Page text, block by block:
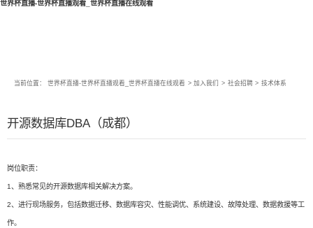
世界杯直播-世界杯直播观看_世界杯直播在线观看
当前位置： 世界杯直播-世界杯直播观看_世界杯直播在线观看 > 加入我们 > 社会招聘 > 技术体系
开源数据库DBA（成都）
岗位职责：
1、熟悉常见的开源数据库相关解决方案。
2、进行现场服务，包括数据迁移、数据库容灾、性能调优、系统建设、故障处理、数据救援等工
作。